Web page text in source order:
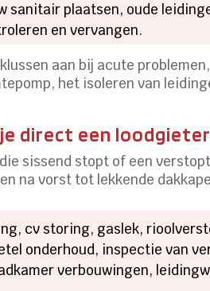
sanitair plaatsen, oude
en vervangen.
aan bij acute
het isoleren van
direct een
sissend stopt of een
na vorst tot lekkende
cv storing, gaslek,
onderhoud, inspectie van
verbouwingen,